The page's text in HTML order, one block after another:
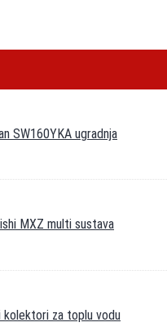
SW160YKA ugradnja
MXZ multi sustava
kolektori za toplu vodu